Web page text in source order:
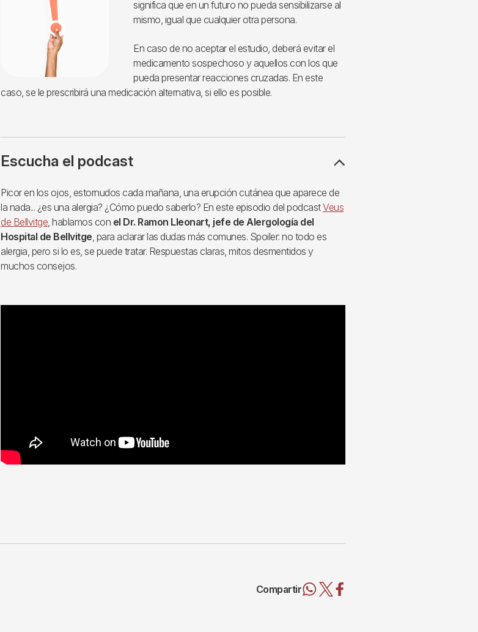
significa que en un futuro no pueda sensibilizarse al
mismo, igual que cualquier otra persona.
En caso de no aceptar el estudio, deberá evitar el
medicamento sospechoso y aquellos con los que
pueda presentar reacciones cruzadas. En este
caso, se le prescribirá una medicación alternativa, si ello es posible.
Escucha el podcast
Picor en los ojos, estornudos cada mañana, una erupción cutánea que aparece de
la nada... ¿es una alergia? ¿Cómo puedo saberlo? En este episodio del podcastVeus
de Bellvitge, hablamos con el Dr. Ramon Lleonart, jefe de Alergología del
Hospital de Bellvitge, para aclarar las dudas más comunes. Spoiler: no todo es
alergia, pero si lo es, se puede tratar. Respuestas claras, mitos desmentidos y
muchos consejos.
Compartir